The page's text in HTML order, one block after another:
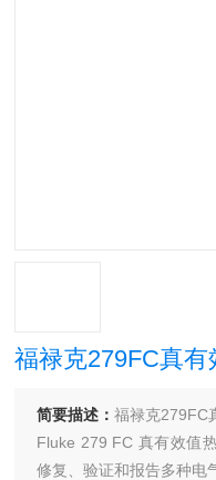
福禄克279FC真
简要描述：福禄克279FC
Fluke 279 FC 真有效值
修复、验证和报告多种电